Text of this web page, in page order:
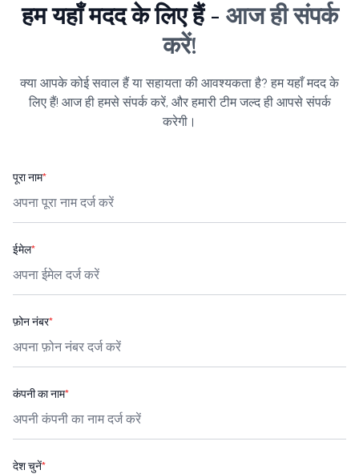
हम यहाँ मदद के लिए हैं - आज ही संपर्क
करें!
क्या आपके कोई सवाल हैं या सहायता की आवश्यकता है? हम यहाँ मदद के
लिए हैं! आज ही हमसे संपर्क करें, और हमारी टीम जल्द ही आपसे संपर्क
करेगी।
पूरा नाम*
ईमेल*
फ़ोन नंबर*
कंपनी का नाम*
देश चुनें*